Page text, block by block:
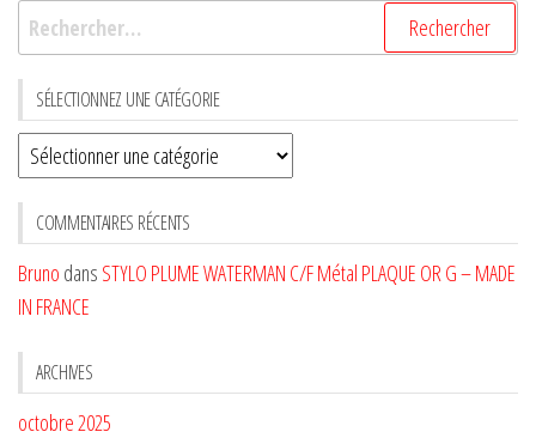
Rechercher :
SÉLECTIONNEZ UNE CATÉGORIE
Sélectionnez
une
CATÉGORIE
COMMENTAIRES RÉCENTS
Bruno dans STYLO PLUME WATERMAN C/F Métal PLAQUE OR G – MADE
IN FRANCE
ARCHIVES
octobre 2025